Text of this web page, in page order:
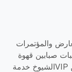
والمؤتمرات
صبابين قهوة
الشيوخ خدمةVIP نقدم فريق متميز بالمعرفة والخبرة صبابين